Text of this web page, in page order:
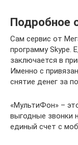
Подробное
Сам сервис от
программу Skype.
заключается в
Именно с
снятие денег за
«МультиФон» –
выгодные звонки
единый счет с